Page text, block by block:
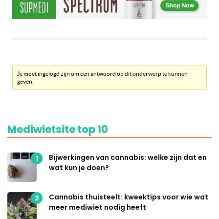
Je moet ingelogd zijn om een antwoord op dit onderwerp te kunnen
geven.
Mediwietsite top 10
1
Bijwerkingen van cannabis: welke zijn dat en
wat kun je doen?
2
Cannabis thuisteelt: kweektips voor wie wat
meer mediwiet nodig heeft